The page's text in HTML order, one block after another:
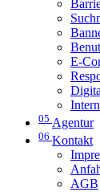
E-
05 Agentur
06 Kontakt
AGB